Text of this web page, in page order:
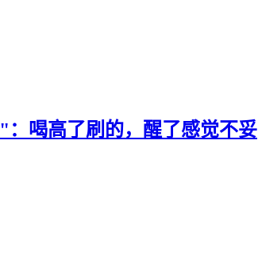
喝高了刷的，醒了感觉不妥